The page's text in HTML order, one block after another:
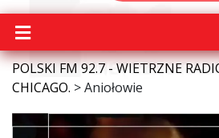
POLSKI FM 92.7 - WIETRZNE
CHICAGO. >Aniołowie